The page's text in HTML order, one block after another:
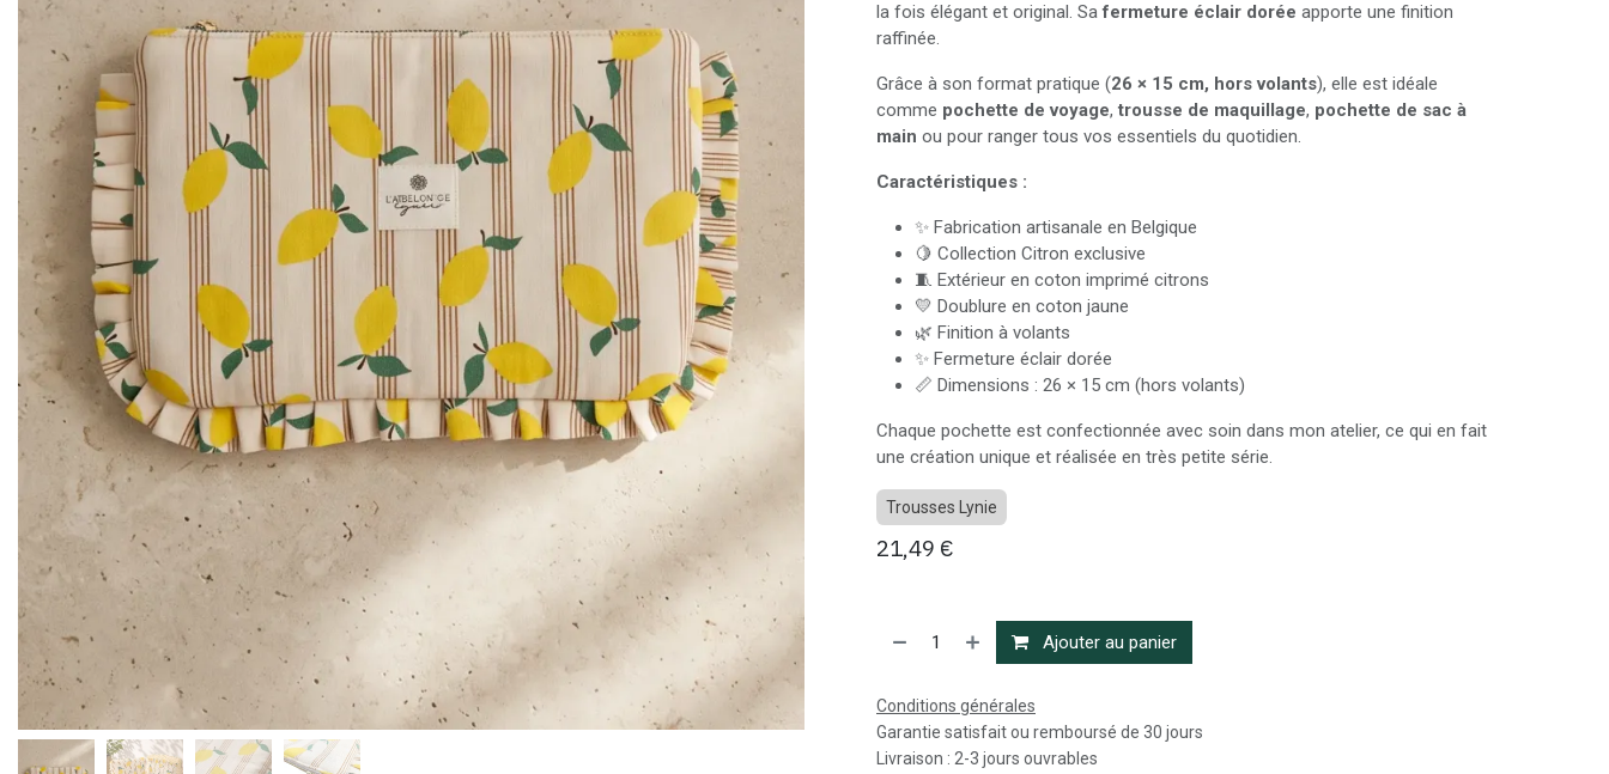
la fois élégant et original. Safermeture éclair dorée apporte une finition
raffinée.
Grâce à son format pratique (26 × 15 cm, hors volants), elle est idéale
comme pochette de voyage,trousse de maquillage, pochette de sac à
main ou pour ranger tous vos essentiels du quotidien.
Caractéristiques :
✨ Fabrication artisanale en Belgique
🍋 Collection Citron exclusive
🧵 Extérieur en coton imprimé citrons
💛 Doublure en coton jaune
🌿 Finition à volants
✨ Fermeture éclair dorée
📏 Dimensions : 26 × 15 cm (hors volants)
Chaque pochette est confectionnée avec soin dans mon atelier, ce qui en fait
une création unique et réalisée en très petite série.
Trousses Lynie
21,49 €
Ajouter au panier
Conditions générales
Garantie satisfait ou remboursé de 30 jours
Livraison : 2-3 jours ouvrables